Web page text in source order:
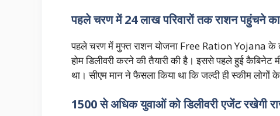
पहले चरण में 24 लाख परिवारों तक राशन पहुंचने का
पहले चरण में मुफ्त राशन योजना Free Ration Yojana के
होम डिलीवरी करने की तैयारी की है। इससे पहले हुई कैबिनेट
था। सीएम मान ने फैसला किया था कि जल्दी ही स्कीम लोगों
1500 से अधिक युवाओं को डिलीवरी एजेंट रखेगी